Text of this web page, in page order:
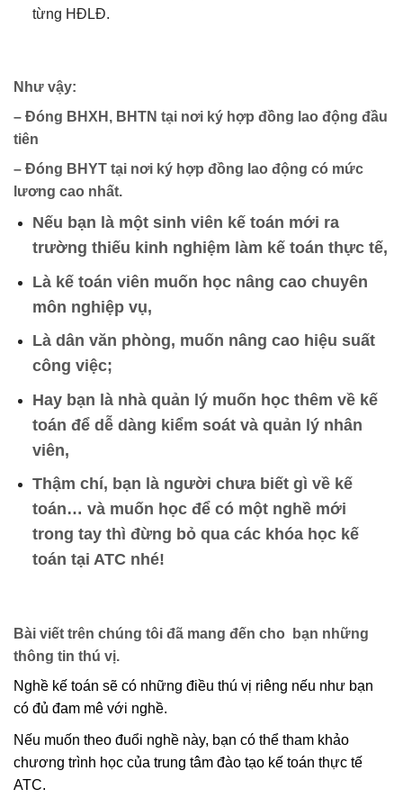
từng HĐLĐ.
Như vậy:
– Đóng BHXH, BHTN tại nơi ký hợp đồng lao động đầu
tiên
– Đóng BHYT tại nơi ký hợp đồng lao động có mức
lương cao nhất.
Nếu bạn là một sinh viên kế toán mới ra
trường thiếu kinh nghiệm làm kế toán thực tế,
Là kế toán viên muốn học nâng cao chuyên
môn nghiệp vụ,
Là dân văn phòng, muốn nâng cao hiệu suất
công việc;
Hay bạn là nhà quản lý muốn học thêm về kế
toán để dễ dàng kiểm soát và quản lý nhân
viên,
Thậm chí, bạn là người chưa biết gì về kế
toán… và muốn học để có một nghề mới
trong tay thì đừng bỏ qua các khóa học kế
toán tại ATC nhé!
Bài viết trên chúng tôi đã mang đến cho bạn những
thông tin thú vị.
Nghề kế toán sẽ có những điều thú vị riêng nếu như bạn
có đủ đam mê với nghề.
Nếu muốn theo đuổi nghề này, bạn có thể tham khảo
chương trình học của trung tâm đào tạo kế toán thực tế
ATC.